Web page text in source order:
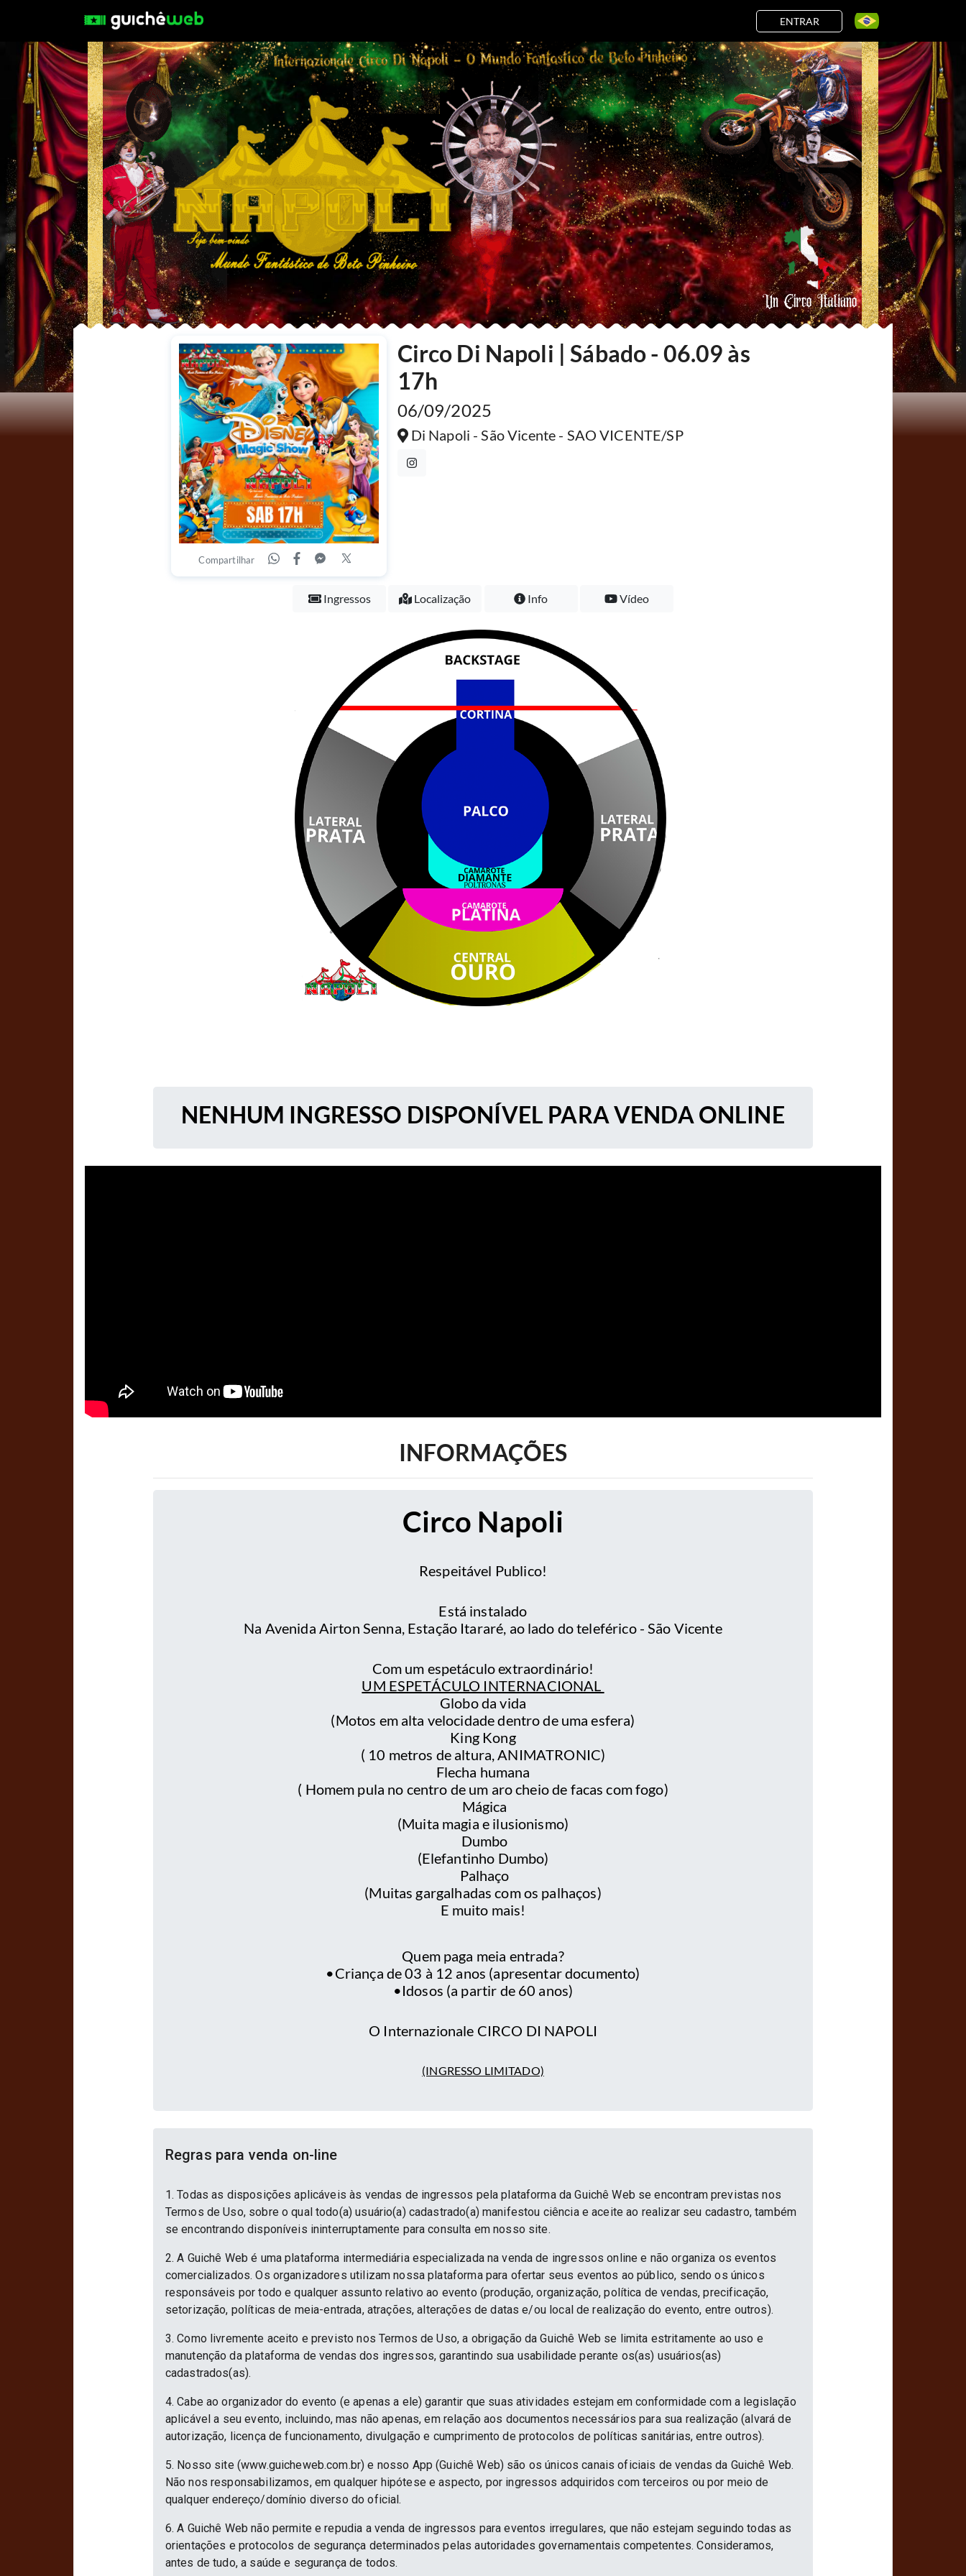
ENTRAR
Compartilhar
Circo Di Napoli | Sábado - 06.09 às
17h
06/09/2025
Di Napoli - São Vicente - SAO VICENTE/SP
Ingressos Localização Info Vídeo
NENHUM INGRESSO DISPONÍVEL PARA VENDA ONLINE
INFORMAÇÕES
Circo Napoli
Respeitável Publico!
Está instalado
Na Avenida Airton Senna, Estação Itararé, ao lado do teleférico - São Vicente
Com um espetáculo extraordinário!
UM ESPETÁCULO INTERNACIONAL
Globo da vida
(Motos em alta velocidade dentro de uma esfera)
King Kong
( 10 metros de altura, ANIMATRONIC)
Flecha humana
( Homem pula no centro de um aro cheio de facas com fogo)
Mágica
(Muita magia e ilusionismo)
Dumbo
(Elefantinho Dumbo)
Palhaço
(Muitas gargalhadas com os palhaços)
E muito mais!
Quem paga meia entrada?
•Criança de 03 à 12 anos (apresentar documento)
•Idosos (a partir de 60 anos)
O Internazionale CIRCO DI NAPOLI
(INGRESSO LIMITADO)
Regras para venda on-line
1. Todas as disposições aplicáveis às vendas de ingressos pela plataforma da Guichê Web se encontram previstas nos
Termos de Uso, sobre o qual todo(a) usuário(a) cadastrado(a) manifestou ciência e aceite ao realizar seu cadastro, também
se encontrando disponíveis ininterruptamente para consulta em nosso site.
2. A Guichê Web é uma plataforma intermediária especializada na venda de ingressos online e não organiza os eventos
comercializados. Os organizadores utilizam nossa plataforma para ofertar seus eventos ao público, sendo os únicos
responsáveis por todo e qualquer assunto relativo ao evento (produção, organização, política de vendas, precificação,
setorização, políticas de meia-entrada, atrações, alterações de datas e/ou local de realização do evento, entre outros).
3. Como livremente aceito e previsto nos Termos de Uso, a obrigação da Guichê Web se limita estritamente ao uso e
manutenção da plataforma de vendas dos ingressos, garantindo sua usabilidade perante os(as) usuários(as)
cadastrados(as).
4. Cabe ao organizador do evento (e apenas a ele) garantir que suas atividades estejam em conformidade com a legislação
aplicável a seu evento, incluindo, mas não apenas, em relação aos documentos necessários para sua realização (alvará de
autorização, licença de funcionamento, divulgação e cumprimento de protocolos de políticas sanitárias, entre outros).
5. Nosso site (www.guicheweb.com.br) e nosso App (Guichê Web) são os únicos canais oficiais de vendas da Guichê Web.
Não nos responsabilizamos, em qualquer hipótese e aspecto, por ingressos adquiridos com terceiros ou por meio de
qualquer endereço/domínio diverso do oficial.
6. A Guichê Web não permite e repudia a venda de ingressos para eventos irregulares, que não estejam seguindo todas as
orientações e protocolos de segurança determinados pelas autoridades governamentais competentes. Consideramos,
antes de tudo, a saúde e segurança de todos.